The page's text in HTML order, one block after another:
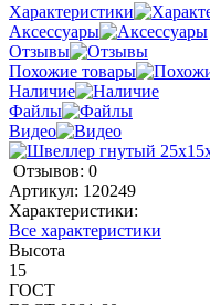
Характеристики
Аксессуары
Отзывы
Похожие товары
Наличие
Файлы
Видео
Отзывов: 0
Артикул: 120249
Характеристики:
Все характеристики
Высота
15
ГОСТ